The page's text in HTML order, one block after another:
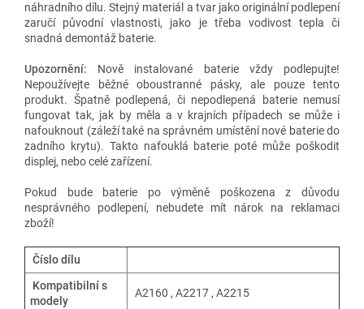
náhradního dílu. Stejný materiál a tvar jako originální podlepení
zaručí původní vlastnosti, jako je třeba vodivost tepla či
snadná demontáž baterie.
Upozornění: Nově instalované baterie vždy podlepujte!
Nepoužívejte běžné oboustranné pásky, ale pouze tento
produkt. Špatně podlepená, či nepodlepená baterie nemusí
fungovat tak, jak by měla a v krajních případech se může i
nafouknout (záleží také na správném umístění nové baterie do
zadního krytu). Takto nafouklá baterie poté může poškodit
displej, nebo celé zařízení.
Pokud bude baterie po výměně poškozena z důvodu
nesprávného podlepení, nebudete mít nárok na reklamaci
zboží!
Číslo dílu
Kompatibilní s
modely
A2160 , A2217 , A2215